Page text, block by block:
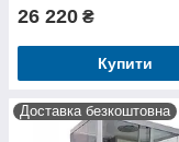
26 220 ₴
Купити
Доставка безкоштовна